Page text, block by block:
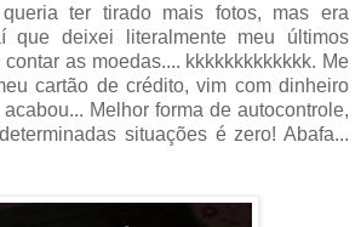
ter tirado mais fotos, mas era
deixei literalmente meu últimos
as moedas.... kkkkkkkkkkkkk. Me
cartão de crédito, vim com dinheiro
Melhor forma de autocontrole,
situações é zero! Abafa...